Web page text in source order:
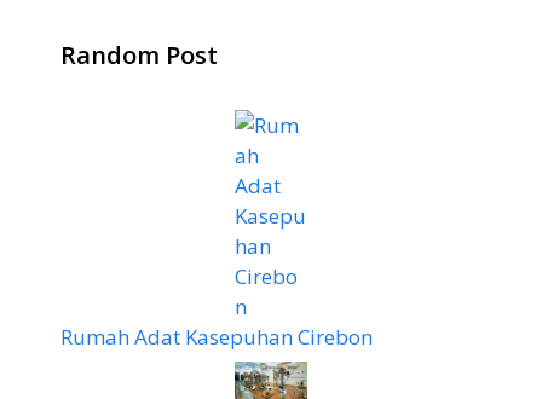
Random Post
Rumah Adat Kasepuhan Cirebon